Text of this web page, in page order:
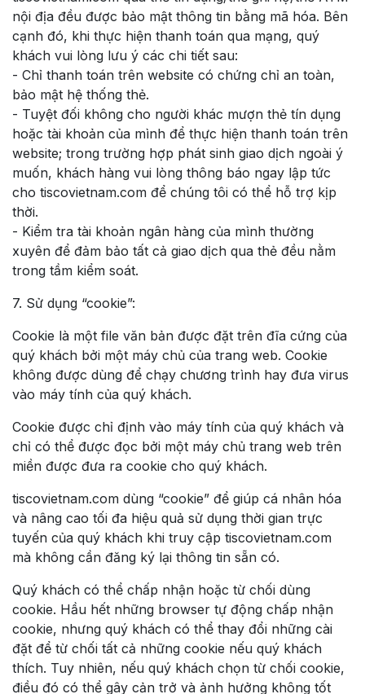
nội địa đều được bảo mật thông tin bằng mã hóa. Bên
cạnh đó, khi thực hiện thanh toán qua mạng, quý
khách vui lòng lưu ý các chi tiết sau:
- Chỉ thanh toán trên website có chứng chỉ an toàn,
bảo mật hệ thống thẻ.
- Tuyệt đối không cho người khác mượn thẻ tín dụng
hoặc tài khoản của mình để thực hiện thanh toán trên
website; trong trường hợp phát sinh giao dịch ngoài ý
muốn, khách hàng vui lòng thông báo ngay lập tức
cho tiscovietnam.com để chúng tôi có thể hỗ trợ kịp
thời.
- Kiểm tra tài khoản ngân hàng của mình thường
xuyên để đảm bảo tất cả giao dịch qua thẻ đều nằm
trong tầm kiểm soát.
7. Sử dụng “cookie”:
Cookie là một file văn bản được đặt trên đĩa cứng của
quý khách bởi một máy chủ của trang web. Cookie
không được dùng để chạy chương trình hay đưa virus
vào máy tính của quý khách.
Cookie được chỉ định vào máy tính của quý khách và
chỉ có thể được đọc bởi một máy chủ trang web trên
miền được đưa ra cookie cho quý khách.
tiscovietnam.com dùng “cookie” để giúp cá nhân hóa
và nâng cao tối đa hiệu quả sử dụng thời gian trực
tuyến của quý khách khi truy cập tiscovietnam.com
mà không cần đăng ký lại thông tin sẵn có.
Quý khách có thể chấp nhận hoặc từ chối dùng
cookie. Hầu hết những browser tự động chấp nhận
cookie, nhưng quý khách có thể thay đổi những cài
đặt để từ chối tất cả những cookie nếu quý khách
thích. Tuy nhiên, nếu quý khách chọn từ chối cookie,
điều đó có thể gây cản trở và ảnh hưởng không tốt